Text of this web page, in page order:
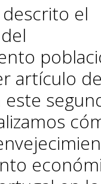
el
artículo
este